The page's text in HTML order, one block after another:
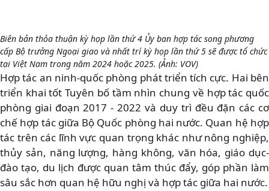
Biên bản thỏa thuận kỳ họp lần thứ 4 Ủy ban hợp tác song phương
cấp Bộ trưởng Ngoại giao và nhất trí kỳ họp lần thứ 5 sẽ được tổ chức
tại Việt Nam trong năm 2024 hoặc 2025. (Ảnh: VOV)
Hợp tác an ninh-quốc phòng phát triển tích cực. Hai bên
triển khai tốt Tuyên bố tầm nhìn chung về hợp tác quốc
phòng giai đoạn 2017 - 2022 và duy trì đều đặn các cơ
chế hợp tác giữa Bộ Quốc phòng hai nước. Quan hệ hợp
tác trên các lĩnh vực quan trọng khác như nông nghiệp,
thủy sản, năng lượng, hàng không, văn hóa, giáo dục-
đào tạo, du lịch được quan tâm thúc đẩy, góp phần làm
sâu sắc hơn quan hệ hữu nghị và hợp tác giữa hai nước.